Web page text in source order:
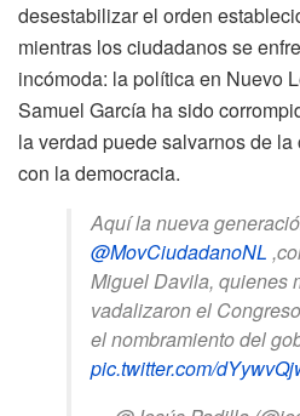
desestabilizar el orden
mientras los ciudadanos se
incómoda: la política en Nuevo
Samuel García ha sido
la verdad puede salvarnos de
con la democracia.
Aquí la nueva
@MovCiudadanoNL
Miguel Davila, quienes
vadalizaron el
el nombramiento del
pic.twitter.com/